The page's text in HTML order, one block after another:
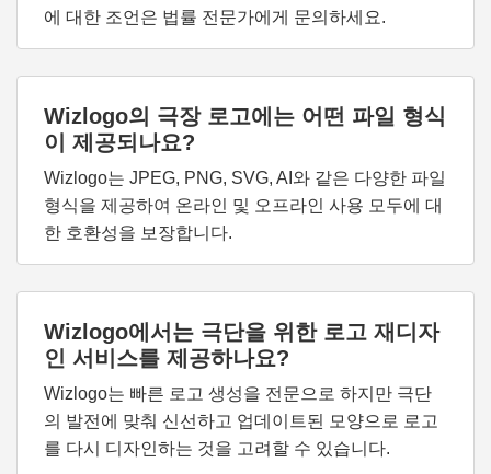
에 대한 조언은 법률 전문가에게 문의하세요.
Wizlogo의 극장 로고에는 어떤 파일 형식
이 제공되나요?
Wizlogo는 JPEG, PNG, SVG, AI와 같은 다양한 파일
형식을 제공하여 온라인 및 오프라인 사용 모두에 대
한 호환성을 보장합니다.
Wizlogo에서는 극단을 위한 로고 재디자
인 서비스를 제공하나요?
Wizlogo는 빠른 로고 생성을 전문으로 하지만 극단
의 발전에 맞춰 신선하고 업데이트된 모양으로 로고
를 다시 디자인하는 것을 고려할 수 있습니다.